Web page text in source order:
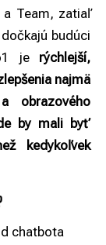
a Team, zatiaľ
budúci
je rýchlejší,
najmä
obrazového
by mali byť
kedykoľvek
chatbota